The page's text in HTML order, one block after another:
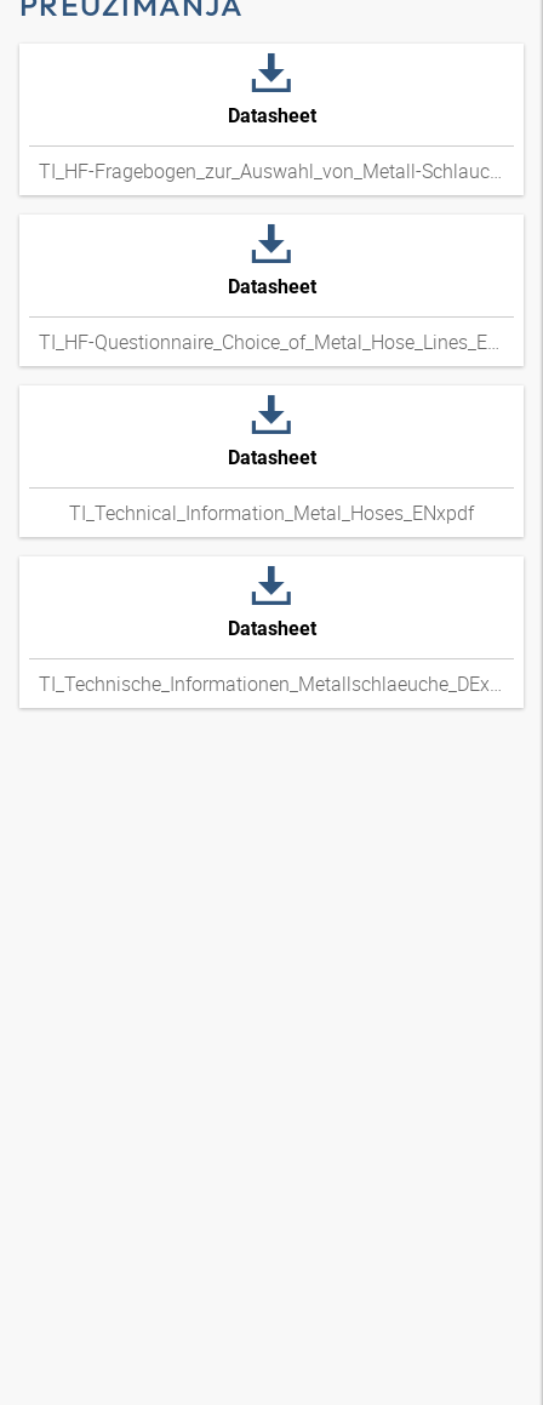
Datasheet
TI_HF-Fragebogen_zur_Auswahl_von_Metall-Schlauchleitungen_DExpdf
Datasheet
TI_HF-Questionnaire_Choice_of_Metal_Hose_Lines_ENxpdf
Datasheet
TI_Technical_Information_Metal_Hoses_ENxpdf
Datasheet
TI_Technische_Informationen_Metallschlaeuche_DExpdf